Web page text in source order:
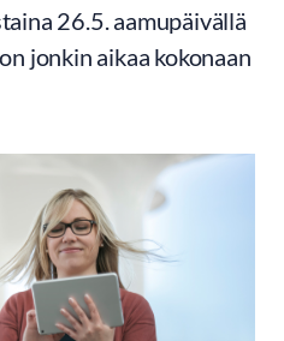
26.5. aamupäivällä
jonkin aikaa kokonaan